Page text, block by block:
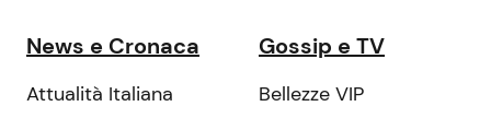
News e Cronaca
Attualità Italiana
Gossip e TV
Bellezze VIP